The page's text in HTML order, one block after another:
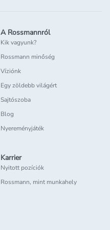
A Rossmannról
Kik vagyunk?
Rossmann minőség
Víziónk
Egy zöldebb világért
Sajtószoba
Blog
Nyereményjáték
Karrier
Nyitott pozíciók
Rossmann, mint munkahely